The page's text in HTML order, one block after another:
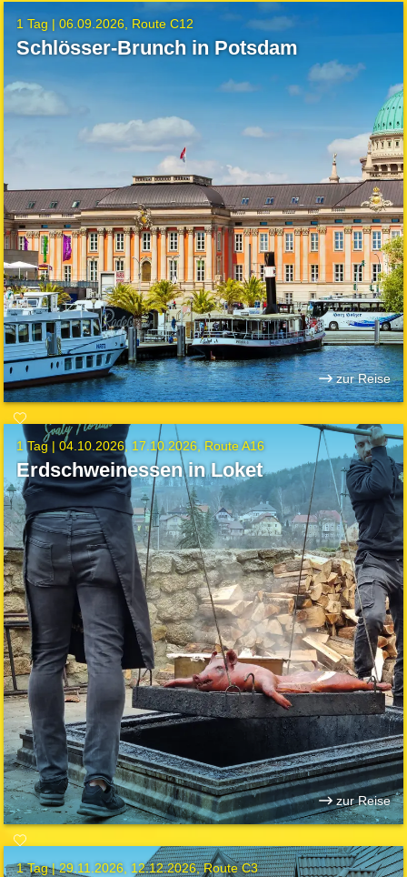
1 Tag |06.09.2026 Route C12
Schlösser-Brunch in Potsdam
zur Reise
1 Tag |04.10.2026 17.10.2026 Route A16
Erdschweinessen in Loket
zur Reise
1 Tag |29.11.2026 12.12.2026 Route C3